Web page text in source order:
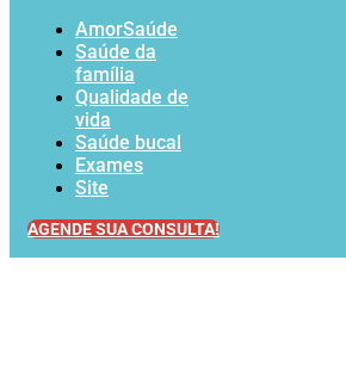
AmorSaúde
Saúde da
família
Qualidade de
vida
Saúde bucal
Exames
Site
AGENDE SUA CONSULTA!